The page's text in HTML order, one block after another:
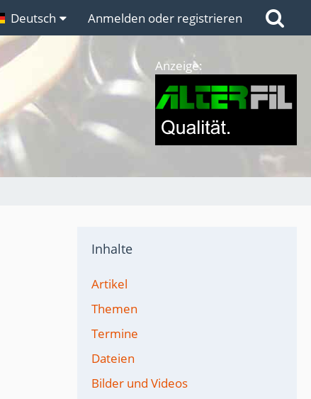
Links
Deutsch Anmelden oder registrieren
Anzeige:
Inhalte
Artikel
Themen
Termine
Dateien
Bilder und Videos